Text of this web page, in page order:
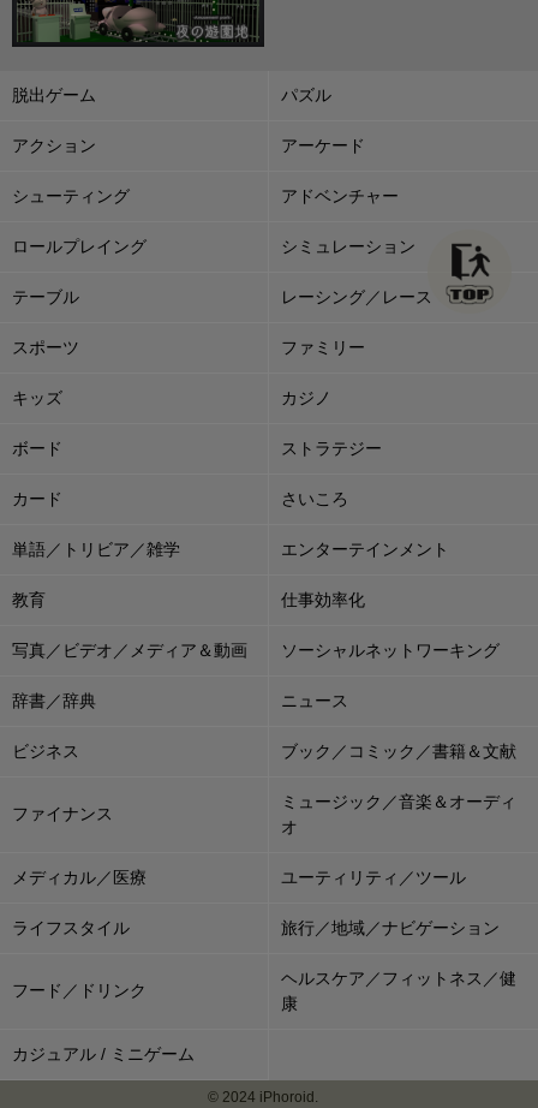
脱出ゲーム パズル
アクション アーケード
シューティング アドベンチャー
ロールプレイング シミュレーション
テーブル レーシング／レース
スポーツ ファミリー
キッズ カジノ
ボード ストラテジー
カード さいころ
単語／トリビア／雑学 エンターテインメント
教育 仕事効率化
写真／ビデオ／メディア＆動画 ソーシャルネットワーキング
辞書／辞典 ニュース
ビジネス ブック／コミック／書籍＆文献
ファイナンス
ミュージック／音楽＆オーディ
オ
メディカル／医療 ユーティリティ／ツール
ライフスタイル 旅行／地域／ナビゲーション
フード／ドリンク
ヘルスケア／フィットネス／健
康
カジュアル / ミニゲーム
© 2024 iPhoroid.